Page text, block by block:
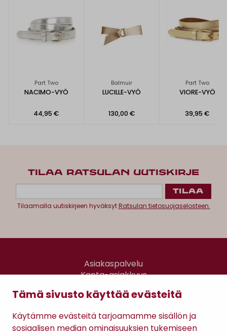
Tämä sivusto käyttää evästeitä
Käytämme evästeitä tarjoamamme sisällön ja
sosiaalisen median ominaisuuksien tukemiseen
Part Two
NACIMO-VYÖ
44,95 €
Balmuir
LUCILLE-VYÖ
130,00 €
Part Two
VIORE-VYÖ
39,95 €
TILAA RATSULAN UUTISKIRJE
Tilaamalla uutiskirjeen hyväksytRatsulan tietosuojaselosteen.
Asiakaspalvelu
Kanta-asiakkuus
Gomee Ratsula Café
Sopimusehdot
Tietosuojaseloste